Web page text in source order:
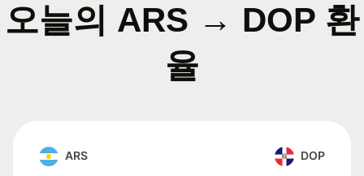
오늘의 ARS → DOP 환
율
ARS DOP